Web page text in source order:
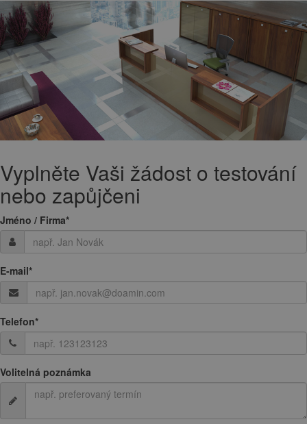
Vyplněte Vaši žádost o testování
nebo zapůjčeni
Jméno / Firma*
E-mail*
Telefon*
Volitelná poznámka